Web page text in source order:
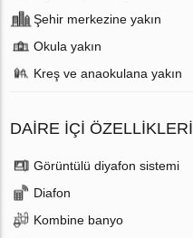
Şehir merkezine yakın
Okula yakın
Kreş ve anaokulana yakın
DAIRE IÇI ÖZELLIKLERI
Görüntülü diyafon sistemi
Diafon
Kombine banyo